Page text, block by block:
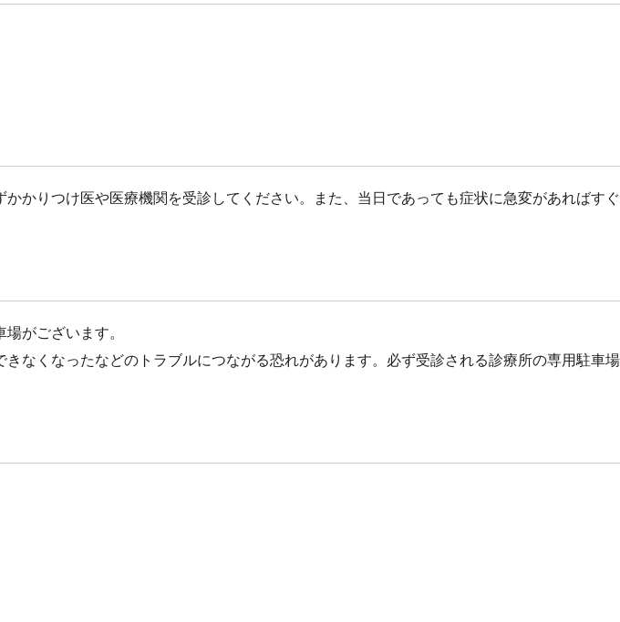
かりつけ医や医療機関を受診してください。また、当日であっても症状に急変があればすぐ
がございます。
なくなったなどのトラブルにつながる恐れがあります。必ず受診される診療所の専用駐車場